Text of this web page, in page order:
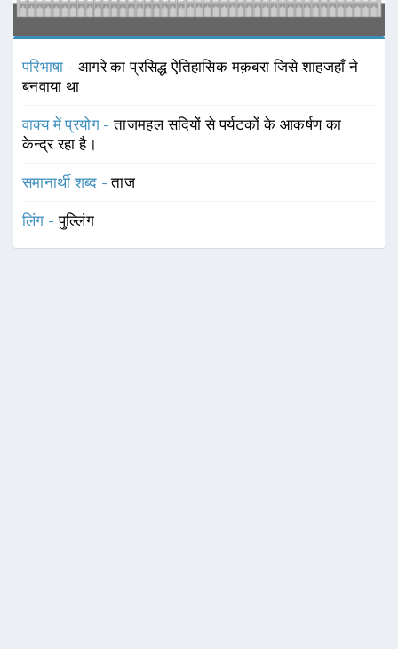
परिभाषा - आगरे का प्रसिद्ध ऐतिहासिक मक़बरा जिसे शाहजहाँ ने
बनवाया था
वाक्य में प्रयोग -ताजमहल सदियों से पर्यटकों के आकर्षण का
केन्द्र रहा है।
समानार्थी शब्द -ताज
लिंग -पुल्लिंग